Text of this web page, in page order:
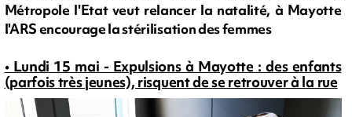
Métropole l'Etat veut relancer la natalité, à Mayotte
l'ARS encourage la stérilisation des femmes
• Lundi 15 mai - Expulsions à Mayotte : des enfants
(parfois très jeunes), risquent de se retrouver à la rue